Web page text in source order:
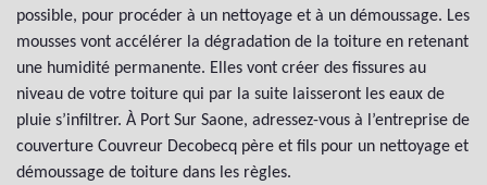
possible, pour procéder à un nettoyage et à un démoussage. Les
mousses vont accélérer la dégradation de la toiture en retenant
une humidité permanente. Elles vont créer des fissures au
niveau de votre toiture qui par la suite laisseront les eaux de
pluie s’infiltrer. À Port Sur Saone, adressez-vous à l’entreprise de
couverture Couvreur Decobecq père et fils pour un nettoyage et
démoussage de toiture dans les règles.